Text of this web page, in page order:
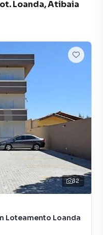
Loanda, Atibaia
32
Loteamento Loanda